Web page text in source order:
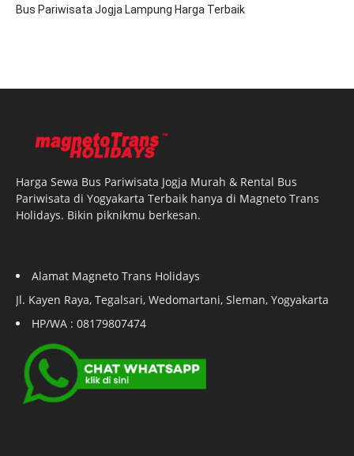
Bus Pariwisata Jogja Lampung Harga Terbaik
Harga Sewa Bus Pariwisata Jogja Murah & Rental Bus
Pariwisata di Yogyakarta Terbaik hanya di Magneto Trans
Holidays. Bikin piknikmu berkesan.
Alamat Magneto Trans Holidays
Jl. Kayen Raya, Tegalsari, Wedomartani, Sleman, Yogyakarta
HP/WA : 08179807474